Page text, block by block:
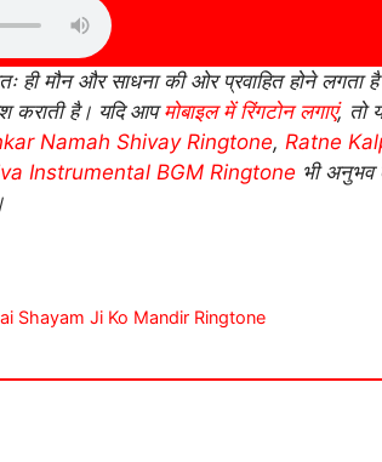
ही मौन और साधना की ओर प्रवाहित होने लगता
कराती है। यदि आपमोबाइल में रिंगटोन लगाएं, तो
Namah Shivay Ringtone, Ratne
Instrumental BGM Ringtone भी अनुभव
Hai Shayam Ji Ko Mandir Ringtone